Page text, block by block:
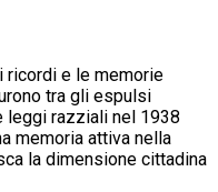
ricordi e le memorie
tra gli espulsi
leggi razziali nel 1938
memoria attiva nella
la dimensione cittadina